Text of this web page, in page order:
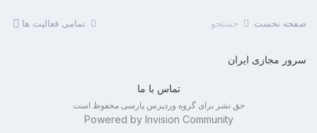
تمامی فعالیت ها صفحه نخست جستجو
سرور مجازی ایران
تماس با ما
حق نشر برای گروه وردپرس پارسی محفوظ است
Powered by Invision Community